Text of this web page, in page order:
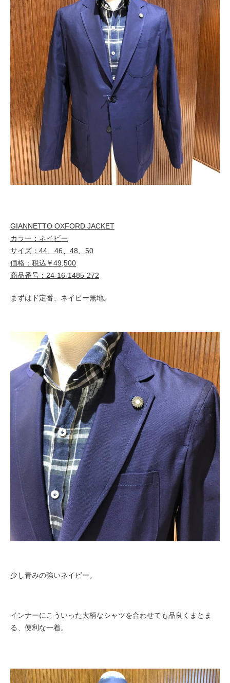
GIANNETTO OXFORD JACKET
カラー：ネイビー
サイズ：44、46、48、50
価格：税込￥49,500
商品番号：24-16-1485-272
まずはド定番、ネイビー無地。
少し青みの強いネイビー。
インナーにこういった大柄なシャツを合わせても品良くまとま
る、便利な一着。